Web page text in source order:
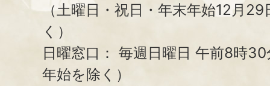
（土曜日・祝日・年末年始12月
く）
日曜窓口： 毎週日曜日 午前8時
年始を除く）